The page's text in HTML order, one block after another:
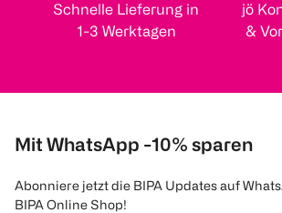
Schnelle Lieferung in
1-3 Werktagen
jö
&
Mit WhatsApp -10% sparen
Abonniere jetzt die BIPA Updates auf
BIPA Online Shop!